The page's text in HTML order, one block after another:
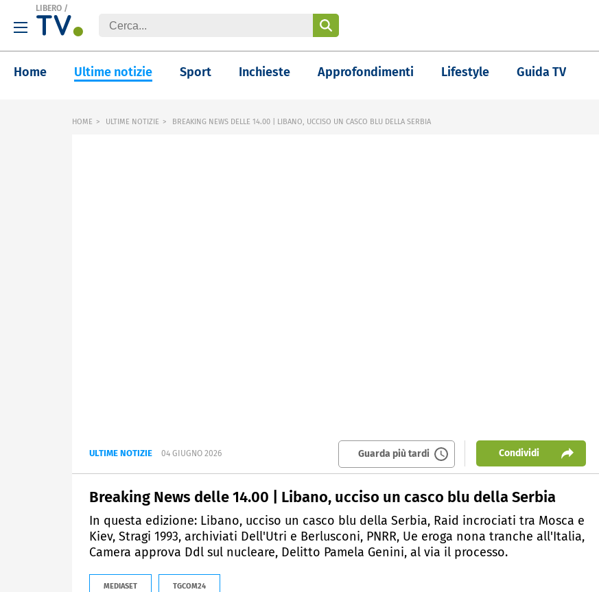
LIBERO /
Home Ultime notizie Sport Inchieste Approfondimenti Lifestyle Guida TV
HOME ULTIME NOTIZIE BREAKING NEWS DELLE 14.00 | LIBANO, UCCISO UN CASCO BLU DELLA SERBIA
ULTIME NOTIZIE 04 GIUGNO 2026 Guarda più tardi Condividi
Breaking News delle 14.00 | Libano, ucciso un casco blu della Serbia
In questa edizione: Libano, ucciso un casco blu della Serbia, Raid incrociati tra Mosca e
Kiev, Stragi 1993, archiviati Dell'Utri e Berlusconi, PNRR, Ue eroga nona tranche all'Italia,
Camera approva Ddl sul nucleare, Delitto Pamela Genini, al via il processo.
MEDIASET TGCOM24